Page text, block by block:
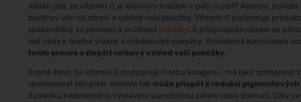
Věděli jste, že vitamín C je klíčovým hráčem v péči o pleť? Acerola,
pozitivní vliv na zdraví a vzhled vaší pokožky. Vitamín C podporuje
zodpovědný za pevnost a pružnost pokožky. S přibývajícím věkem se
což vede k tvorbě vrásek a ochabování pokožky. Pravidelná konzumace
tento proces a zlepšit celkový vzhled vaší pokožky.
Kromě toho, že vitamín C podporuje tvorbu kolagenu, má také schopnost
sjednocovat tón pleti. Acerola tak může přispět k redukci pigmentových
důsledku nadměrného vystavení slunečnímu záření nebo stárnutí. Díky